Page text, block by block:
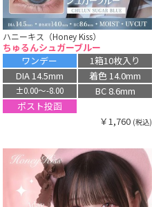
ハニーキス（Honey Kiss）
ちゅるんシュガーブルー
ワンデー
1箱10枚入り
DIA 14.5mm
着色 14.0mm
±0.00〜-8.00
BC 8.6mm
ポスト投函
￥1,760 (税込)